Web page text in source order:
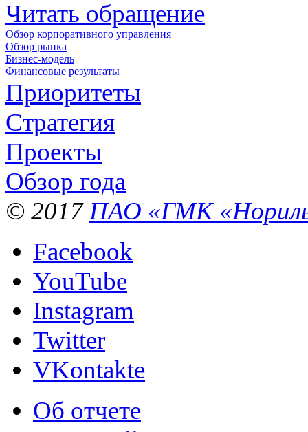
Читать обращение
Обзор корпоративного управления
Обзор рынка
Бизнес-модель
Финансовые результаты
Приоритеты
Стратегия
Проекты
Обзор года
© 2017 ПАО «ГМК
Facebook
YouTube
Instagram
Twitter
VKontakte
Об отчете